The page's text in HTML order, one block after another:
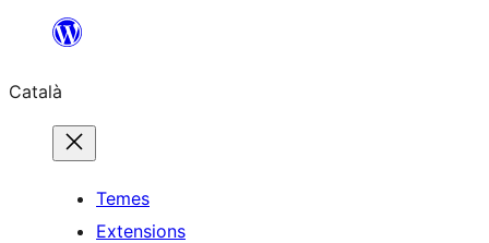
contingut
Català
Temes
Extensions